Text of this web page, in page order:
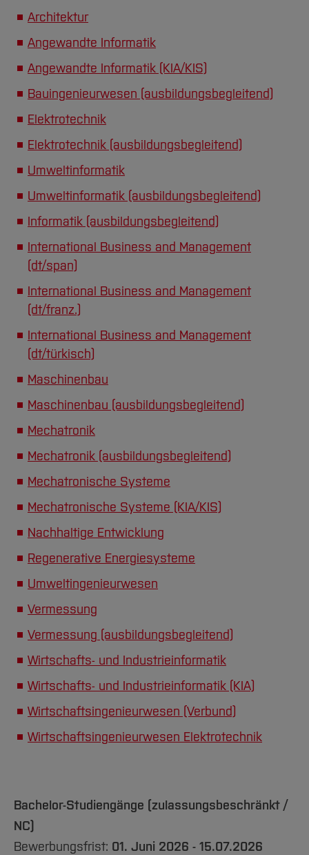
Arbeiten im FB G
Team
Service
Aktuelles
Studium
International
Team
Service
BO Shop
Familiengerechte Hochschule
Vertretungen
Wahlen
Hochschulbibliothek
Hochschulkommunikation
International Office
Zentrale Studienberatung
Architektur
Angewandte Informatik
Angewandte Informatik (KIA/KIS)
Bauingenieurwesen (ausbildungsbegleitend)
Elektrotechnik
Elektrotechnik (ausbildungsbegleitend)
Umweltinformatik
Umweltinformatik (ausbildungsbegleitend)
Informatik (ausbildungsbegleitend)
International Business and Management
(dt/span)
International Business and Management
(dt/franz.)
International Business and Management
(dt/türkisch)
Maschinenbau
Maschinenbau (ausbildungsbegleitend)
Mechatronik
Mechatronik (ausbildungsbegleitend)
Mechatronische Systeme
Mechatronische Systeme (KIA/KIS)
Nachhaltige Entwicklung
Regenerative Energiesysteme
Umweltingenieurwesen
Vermessung
Vermessung (ausbildungsbegleitend)
Wirtschafts- und Industrieinformatik
Wirtschafts- und Industrieinformatik (KIA)
Wirtschaftsingenieurwesen (Verbund)
Wirtschaftsingenieurwesen Elektrotechnik
Bachelor-Studiengänge (zulassungsbeschränkt /
NC)
Bewerbungsfrist: 01. Juni 2026 - 15.07.2026